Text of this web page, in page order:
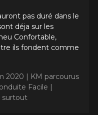
pas duré dans le
déja sur les
Confortable,
ils fondent comme
2020 |
KM parcourus
Facile |
surtout